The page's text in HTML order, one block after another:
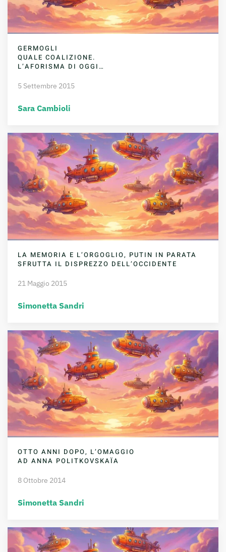
GERMOGLI
QUALE COALIZIONE.
L’AFORISMA DI OGGI…
5 Settembre 2015
Sara Cambioli
LA MEMORIA E L’ORGOGLIO, PUTIN IN PARATA
SFRUTTA IL DISPREZZO DELL’OCCIDENTE
21 Maggio 2015
Simonetta Sandri
OTTO ANNI DOPO, L’OMAGGIO
AD ANNA POLITKOVSKAÏA
8 Ottobre 2014
Simonetta Sandri